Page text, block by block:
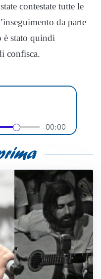
contestate tutte le
da parte
stato quindi
confisca.